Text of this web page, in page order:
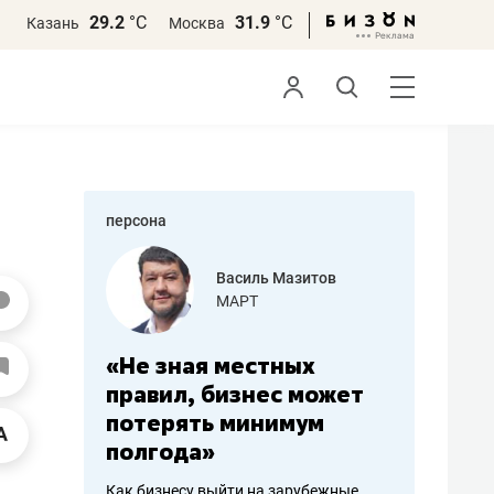
Казань 29.2 °С Москва 31.9 °С
персона
Роман Ободец
«Готовые решения»
«Мне лучше
не заработать вообще,
чем потерять
репутацию»